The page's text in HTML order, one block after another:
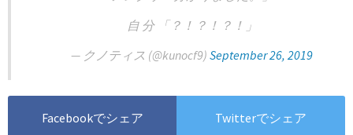
自 分 「？！？！？！」
— クノティス (@kunocf9) September 26, 2019
Facebookでシェア Twitterでシェア